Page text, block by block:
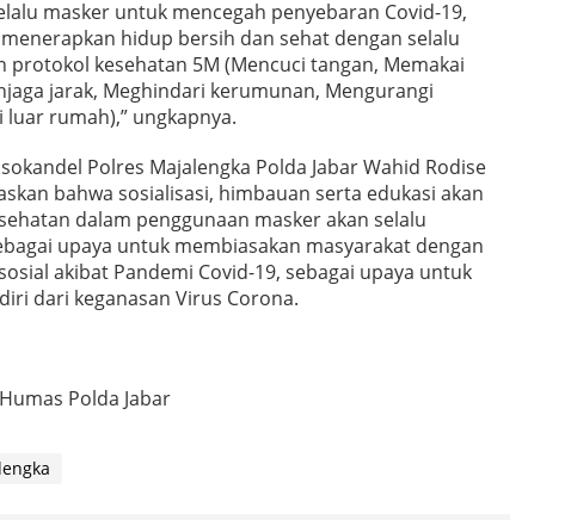
masker untuk mencegah penyebaran Covid-19,
hidup bersih dan sehat dengan selalu
protokol kesehatan 5M (Mencuci tangan, Memakai
jarak, Meghindari kerumunan, Mengurangi
luar rumah),” ungkapnya.
Polres Majalengka Polda Jabar Wahid Rodise
bahwa sosialisasi, himbauan serta edukasi akan
dalam penggunaan masker akan selalu
upaya untuk membiasakan masyarakat dengan
akibat Pandemi Covid-19, sebagai upaya untuk
dari keganasan Virus Corona.
Polda Jabar